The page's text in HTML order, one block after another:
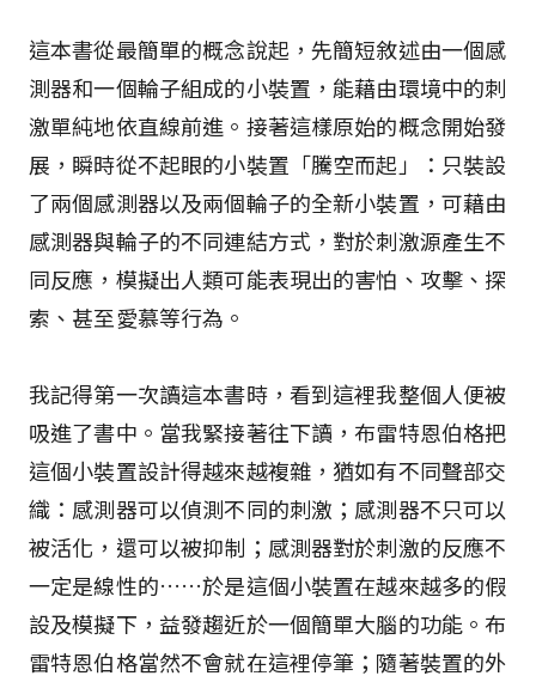
這本書從最簡單的概念說起，先簡短敘述由一個感
測器和一個輪子組成的小裝置，能藉由環境中的刺
激單純地依直線前進。接著這樣原始的概念開始發
展，瞬時從不起眼的小裝置「騰空而起」：只裝設
了兩個感測器以及兩個輪子的全新小裝置，可藉由
感測器與輪子的不同連結方式，對於刺激源產生不
同反應，模擬出人類可能表現出的害怕、攻擊、探
索、甚至愛慕等行為。
我記得第一次讀這本書時，看到這裡我整個人便被
吸進了書中。當我緊接著往下讀，布雷特恩伯格把
這個小裝置設計得越來越複雜，猶如有不同聲部交
織：感測器可以偵測不同的刺激；感測器不只可以
被活化，還可以被抑制；感測器對於刺激的反應不
一定是線性的……於是這個小裝置在越來越多的假
設及模擬下，益發趨近於一個簡單大腦的功能。布
雷特恩伯格當然不會就在這裡停筆；隨著裝置的外